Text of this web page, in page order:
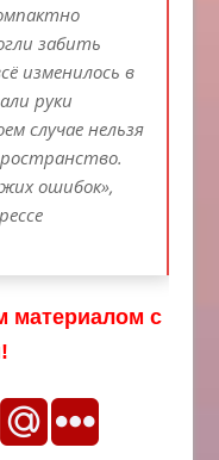
забить
изменилось в
руки
случае нельзя
ошибок»,
материалом с